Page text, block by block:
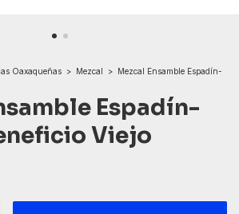
Oaxaqueñas > Mezcal > Mezcal Ensamble Espadín-
Espadín-
Viejo